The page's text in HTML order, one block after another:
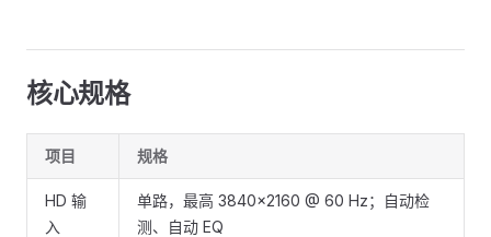
核心规格
项目 规格
HD 输
入
单路，最高 3840×2160 @ 60 Hz；自动检
测、自动 EQ